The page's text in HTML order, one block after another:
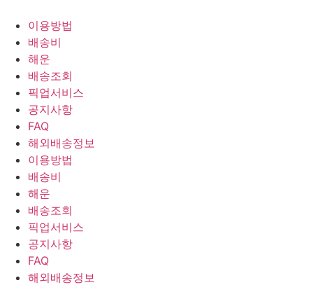
content
이용방법
배송비
해운
배송조회
픽업서비스
공지사항
FAQ
해외배송정보
이용방법
배송비
해운
배송조회
픽업서비스
공지사항
FAQ
해외배송정보